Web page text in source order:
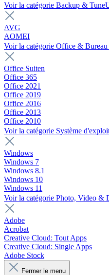
Voir la catégorie Backup &
AVG
AOMEI
Voir la catégorie Office & Bureau
Office Suiten
Office 365
Office 2021
Office 2019
Office 2016
Office 2013
Office 2010
Voir la catégorie Système
Windows
Windows 7
Windows 8.1
Windows 10
Windows 11
Voir la catégorie Photo, Video &
Adobe
Acrobat
Creative Cloud: Tout Apps
Creative Cloud: Single Apps
Adobe Stock
Fermer le menu